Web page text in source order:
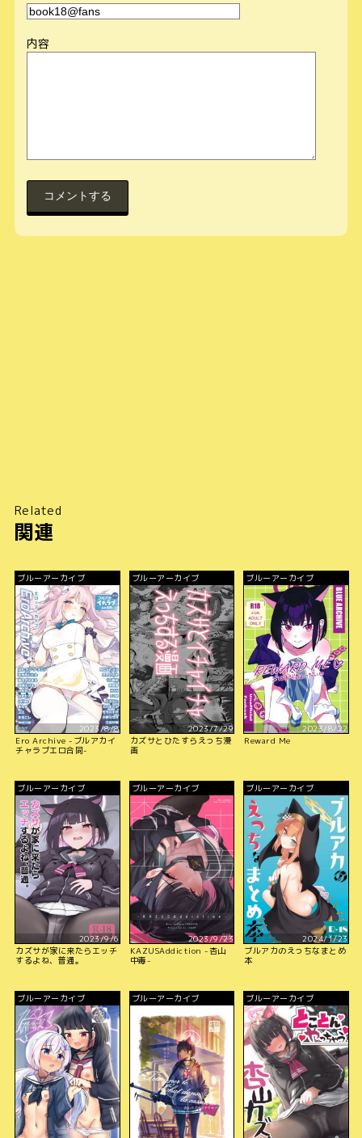
Related
関連
ブルーアーカイブ
2023/8/8
Ero Archive -ブルアカイ
チャラブエロ合同-
ブルーアーカイブ
2023/7/29
カズサとひたすらえっち漫
画
ブルーアーカイブ
2023/8/22
Reward Me
ブルーアーカイブ
2023/9/6
カズサが家に来たらエッチ
するよね、普通。
ブルーアーカイブ
2023/9/23
KAZUSAddiction -杏山
中毒-
ブルーアーカイブ
2024/1/23
ブルアカのえっちなまとめ
本
ブルーアーカイブ ブルーアーカイブ ブルーアーカイブ